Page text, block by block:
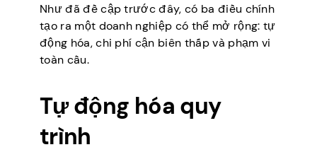
Như đã đề cập trước đây, có ba điều chính
tạo ra một doanh nghiệp có thể mở rộng: tự
động hóa, chi phí cận biên thấp và phạm vi
toàn cầu.
Tự động hóa quy
trình